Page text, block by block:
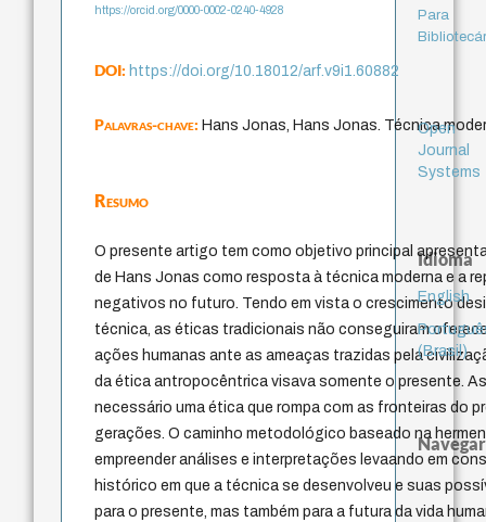
https://orcid.org/0000-0002-0240-4928
DOI:https://doi.org/10.18012/arf.v9i1.60882
Palavras-chave:Hans Jonas, Hans Jonas. Técnica
Resumo
O presente artigo tem como objetivo principal
de Hans Jonas como resposta à técnica moderna e a
negativos no futuro. Tendo em vista o crescimento
técnica, as éticas tradicionais não conseguiram
ações humanas ante as ameaças trazidas pela
da ética antropocêntrica visava somente o presente.
necessário uma ética que rompa com as fronteiras do
gerações. O caminho metodológico baseado na
empreender análises e interpretações levaando em
histórico em que a técnica se desenvolveu e suas
para o presente, mas também para a futura da vida
Para
Open
Journal
Systems
Idioma
English
(Brasil)
Navegar